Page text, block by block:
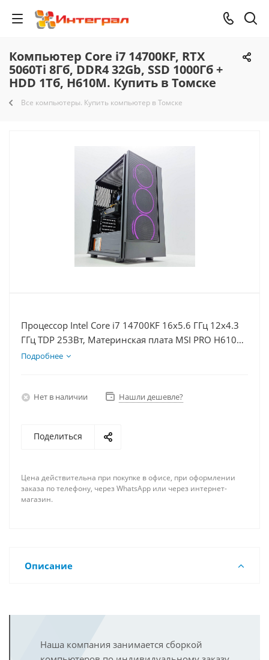
Компьютер Core i7 14700KF, RTX
5060Ti 8Гб, DDR4 32Gb, SSD 1000Гб +
HDD 1Тб, H610M. Купить в Томске
Все компьютеры. Купить компьютер в Томске
Процессор Intel Core i7 14700KF 16x5.6 ГГц 12x4.3
ГГц TDP 253Вт, Материнская плата MSI PRO H610M-
E, Видеокарта RTX 5060Ti 8Гб, Память DDR4 32Gb,
Подробнее
Нет в наличии Нашли дешевле?
Поделиться
Цена действительна при покупке в офисе, при оформлении
заказа по телефону, через WhatsApp или через интернет-
магазин.
Описание
Наша компания занимается сборкой